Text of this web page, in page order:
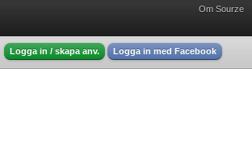
Om Sourze
Logga in / skapa anv. Logga in med Facebook